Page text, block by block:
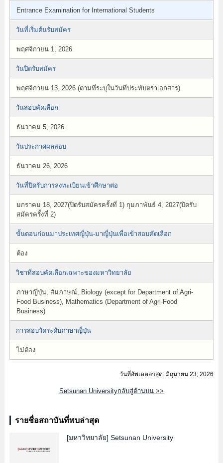
Entrance Examination for International Students
วันที่เริ่มต้นรับสมัคร
พฤศจิกายน 1, 2026
วันปิดรับสมัคร
พฤศจิกายน 13, 2026 (ตามที่ระบุในวันที่ประทับตราเอกสาร)
วันสอบคัดเลือก
ธันวาคม 5, 2026
วันประกาศผลสอบ
ธันวาคม 26, 2026
วันที่ปิดรับการลงทะเบียนเข้าศึกษาต่อ
มกราคม 18, 2027(ปิดรับสมัครครั้งที่ 1) กุมภาพันธ์ 4, 2027(ปิดรับ
สมัครครั้งที่ 2)
ขั้นตอนก่อนมาประเทศญี่ปุ่น-มาญี่ปุ่นเพื่อเข้าสอบคัดเลือก
ต้อง
วิชาที่สอบคัดเลือกเฉพาะของมหาวิทยาลัย
ภาษาญี่ปุ่น, สัมภาษณ์, Biology (except for Department of Agri-
Food Business), Mathematics (Department of Agri-Food
Business)
การสอบวัดระดับภาษาญี่ปุ่น
ไม่ต้อง
วันที่อัพเดตล่าสุด: มิถุนายน 23, 2026
Setsunan Universityกลับสู่ด้านบน >>
รายชื่อสถาบันที่พบล่าสุด
[มหาวิทยาลัย] Setsunan University